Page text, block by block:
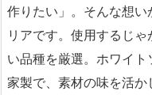
作りたい」。そんな想
リアです。使用するじ
い品種を厳選。ホワイ
家製で、素材の味を活か